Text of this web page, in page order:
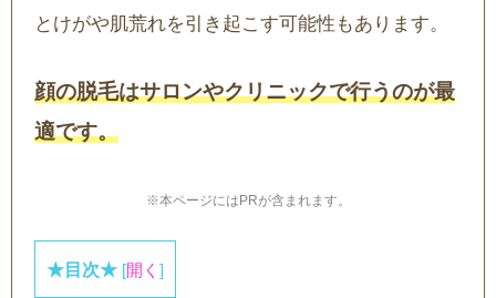
とけがや肌荒れを引き起こす可能性もあります。
顔の脱毛はサロンやクリニックで行うのが最
適です。
※本ページにはPRが含まれます。
★目次★ [開く ]